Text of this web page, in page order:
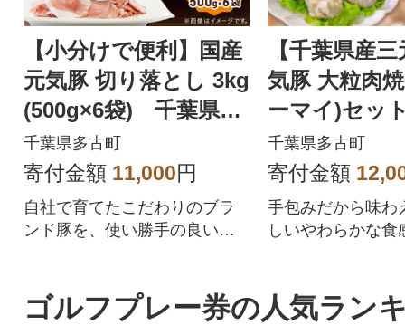
【小分けで便利】国産
元気豚 切り落とし 3kg
(500g×6袋) 千葉県産
三元豚 パラパラ凍結
千葉県多古町
寄付金額 11,000円
自社で育てたこだわりのブラ
ンド豚を、使い勝手の良いパ
【千葉県産
気豚 大粒肉
ーマイ)セッ
(50g×42個)
千葉県多古町
寄付金額
手包みだから味わ
しいやわらかな食
ゴルフプレー券の人気ラン